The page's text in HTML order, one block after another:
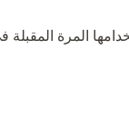
المرة المقبلة